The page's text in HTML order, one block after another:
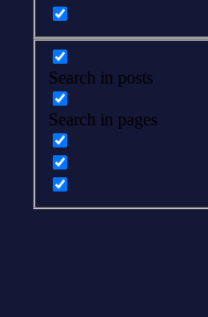
Search in posts
Search in pages